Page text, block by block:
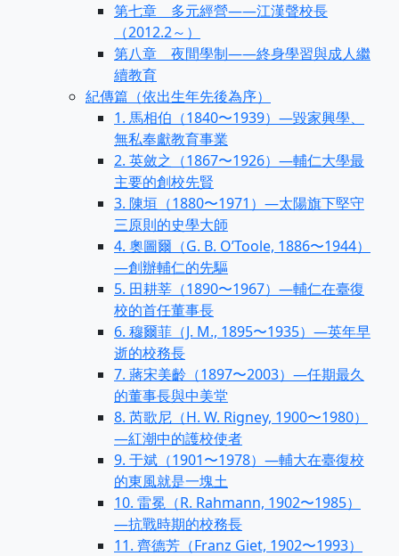
第七章 多元經營——江漢聲校長
（2012.2～）
第八章 夜間學制——終身學習與成人繼
續教育
紀傳篇（依出生年先後為序）
1. 馬相伯（1840〜1939）—毀家興學、
無私奉獻教育事業
2. 英斂之（1867〜1926）—輔仁大學最
主要的創校先賢
3. 陳垣（1880〜1971）—太陽旗下堅守
三原則的史學大師
4. 奧圖爾（G. B. O’Toole, 1886〜1944）
—創辦輔仁的先驅
5. 田耕莘（1890〜1967）—輔仁在臺復
校的首任董事長
6. 穆爾菲（J. M., 1895〜1935）—英年早
逝的校務長
7. 蔣宋美齡（1897〜2003）—任期最久
的董事長與中美堂
8. 芮歌尼（H. W. Rigney, 1900〜1980）
—紅潮中的護校使者
9. 于斌（1901〜1978）—輔大在臺復校
的東風就是一塊土
10. 雷冕（R. Rahmann, 1902〜1985）
—抗戰時期的校務長
11. 齊德芳（Franz Giet, 1902〜1993）